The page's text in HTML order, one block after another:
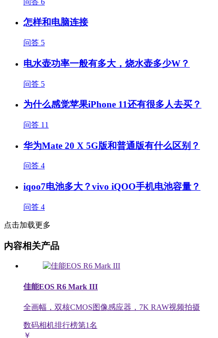
怎样和电脑连接
问答 5
电水壶功率一般有多大，烧水壶多少W？
问答 5
为什么感觉苹果iPhone 11还有很多人去买？
问答 11
华为Mate 20 X 5G版和普通版有什么区别？
问答 4
iqoo7电池多大？vivo iQOO手机电池容量？
问答 4
点击加载更多
内容相关产品
佳能EOS R6 Mark III
全画幅，双核CMOS图像感应器，7K RAW视频拍摄
数码相机排行榜第1名
￥